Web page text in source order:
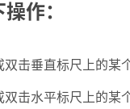
作：
击垂直标尺上的某
击水平标尺上的某